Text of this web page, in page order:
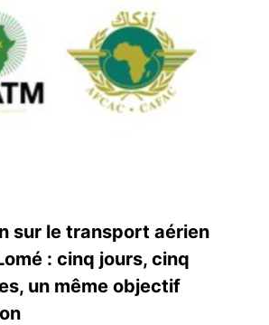
sur le transport aérien
: cinq jours, cinq
un même objectif